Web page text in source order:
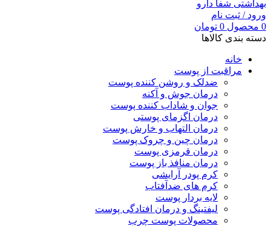
ورود / ثبت نام
0 محصول 0 تومان
دسته بندی کالاها
خانه
مراقبت از پوست
ضدلک و روشن کننده پوست
درمان جوش و آکنه
جوان و شاداب کننده پوست
درمان اگزمای پوستی
درمان التهاب و خارش پوست
درمان چین و چروک پوست
درمان قرمزی پوست
درمان منافذ باز پوست
کرم پودر آرایشی
کرم های ضدآفتاب
لایه بردار پوست
لیفتینگ و درمان افتادگی پوست
محصولات پوست چرب